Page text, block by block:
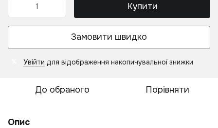
Купити
Замовити швидко
Увійти для відображення накопичувальної знижки
До обраного Порівняти
Опис